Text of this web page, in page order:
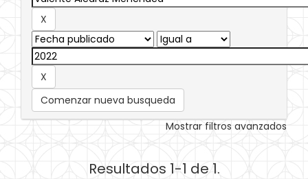
Comenzar nueva busqueda
Mostrar filtros avanzados
Resultados 1-1 de 1.